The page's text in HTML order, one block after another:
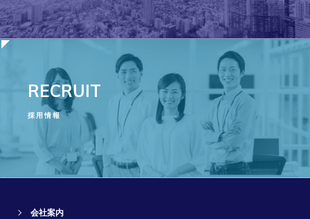
RECRUIT
採用情報
会社案内